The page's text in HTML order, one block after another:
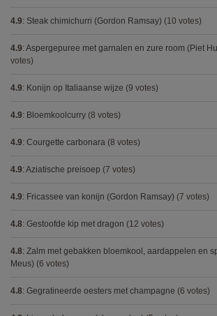
4.9: Steak chimichurri (Gordon Ramsay) (10 votes)
4.9: Aspergepuree met garnalen en zure room (Piet
votes)
4.9: Konijn op Italiaanse wijze (9 votes)
4.9: Bloemkoolcurry (8 votes)
4.9: Courgette carbonara (8 votes)
4.9: Aziatische preisoep (7 votes)
4.9: Fricassee van konijn (Gordon Ramsay) (7 votes)
4.8: Gestoofde kip met dragon (12 votes)
4.8: Zalm met gebakken bloemkool, aardappelen en
Meus) (6 votes)
4.8: Gegratineerde oesters met champagne (6 votes)